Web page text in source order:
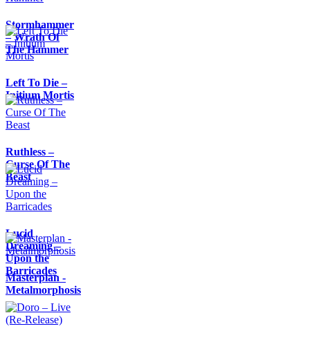
Stormhammer
– Wrath Of
The Hammer
Left To Die –
Initium Mortis
Ruthless –
Curse Of The
Beast
Lucid
Dreaming –
Upon the
Barricades
Masterplan -
Metalmorphosis